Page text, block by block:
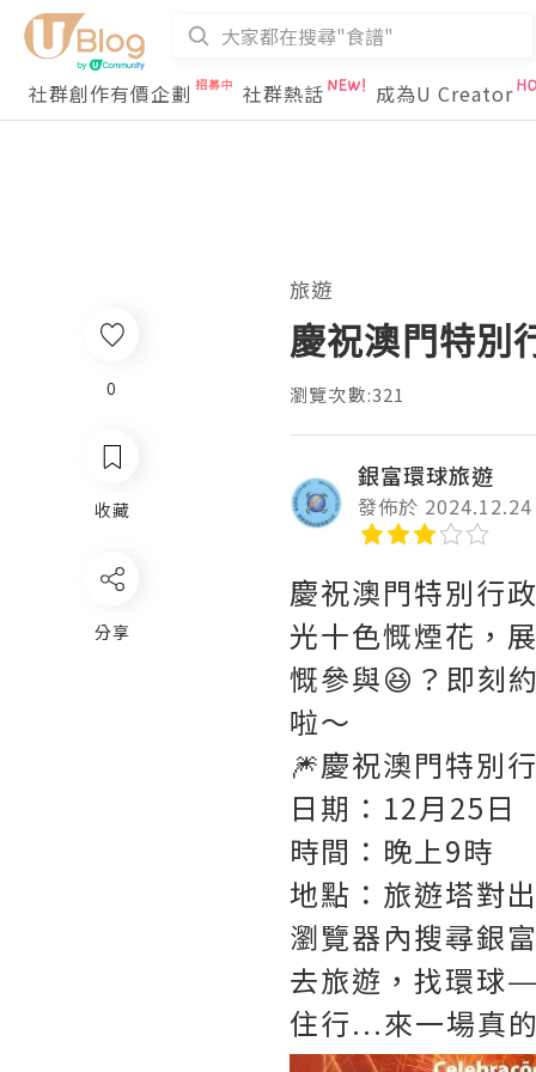
社群創作有價企劃 社群熱話 成為U Creator
旅遊
慶祝澳門特別
瀏覽次數:321
銀富環球旅遊
發佈於 2024.12.24
慶祝澳門特別行
光十色慨煙花，
慨參與😆？即刻
啦～
🎆慶祝澳門特別
日期：12月25日
時間：晚上9時
地點：旅遊塔對
瀏覽器內搜尋銀
去旅遊，找環球
住行...來一場真
0
收藏
分享